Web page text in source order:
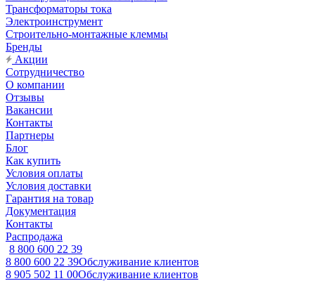
Трансформаторы тока
Электроинструмент
Строительно-монтажные клеммы
Бренды
Акции
Сотрудничество
О компании
Отзывы
Вакансии
Контакты
Партнеры
Блог
Как купить
Условия оплаты
Условия доставки
Гарантия на товар
Документация
Контакты
Распродажа
8 800 600 22 39
8 800 600 22 39Обслуживание клиентов
8 905 502 11 00Обслуживание клиентов